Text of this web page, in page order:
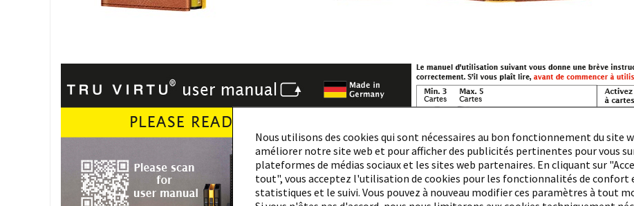
Nous utilisons des cookies qui sont nécessaires au bon fonctionnement du site
améliorer notre site web et pour afficher des publicités pertinentes pour vous
plateformes de médias sociaux et les sites web partenaires. En cliquant sur
tout", vous acceptez l'utilisation de cookies pour les fonctionnalités de confort
statistiques et le suivi. Vous pouvez à nouveau modifier ces paramètres à tout